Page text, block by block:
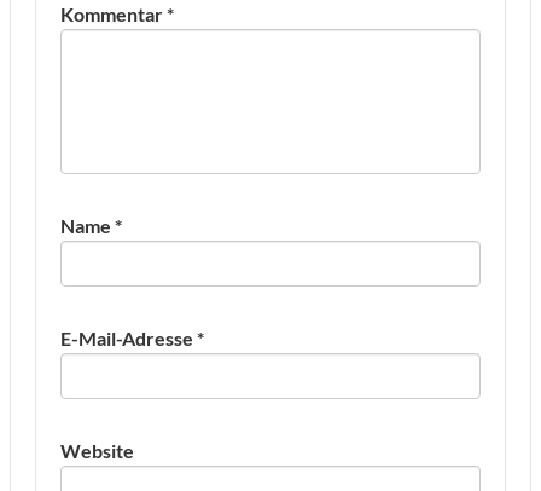
Kommentar*
Name *
E-Mail-Adresse *
Website